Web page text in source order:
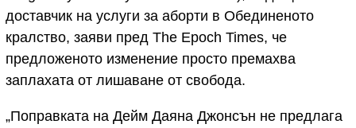
доставчик на услуги за аборти в Обединеното
кралство, заяви пред The Epoch Times, че
предложеното изменение просто премахва
заплахата от лишаване от свобода.
„Поправката на Дейм Даяна Джонсън не предлага